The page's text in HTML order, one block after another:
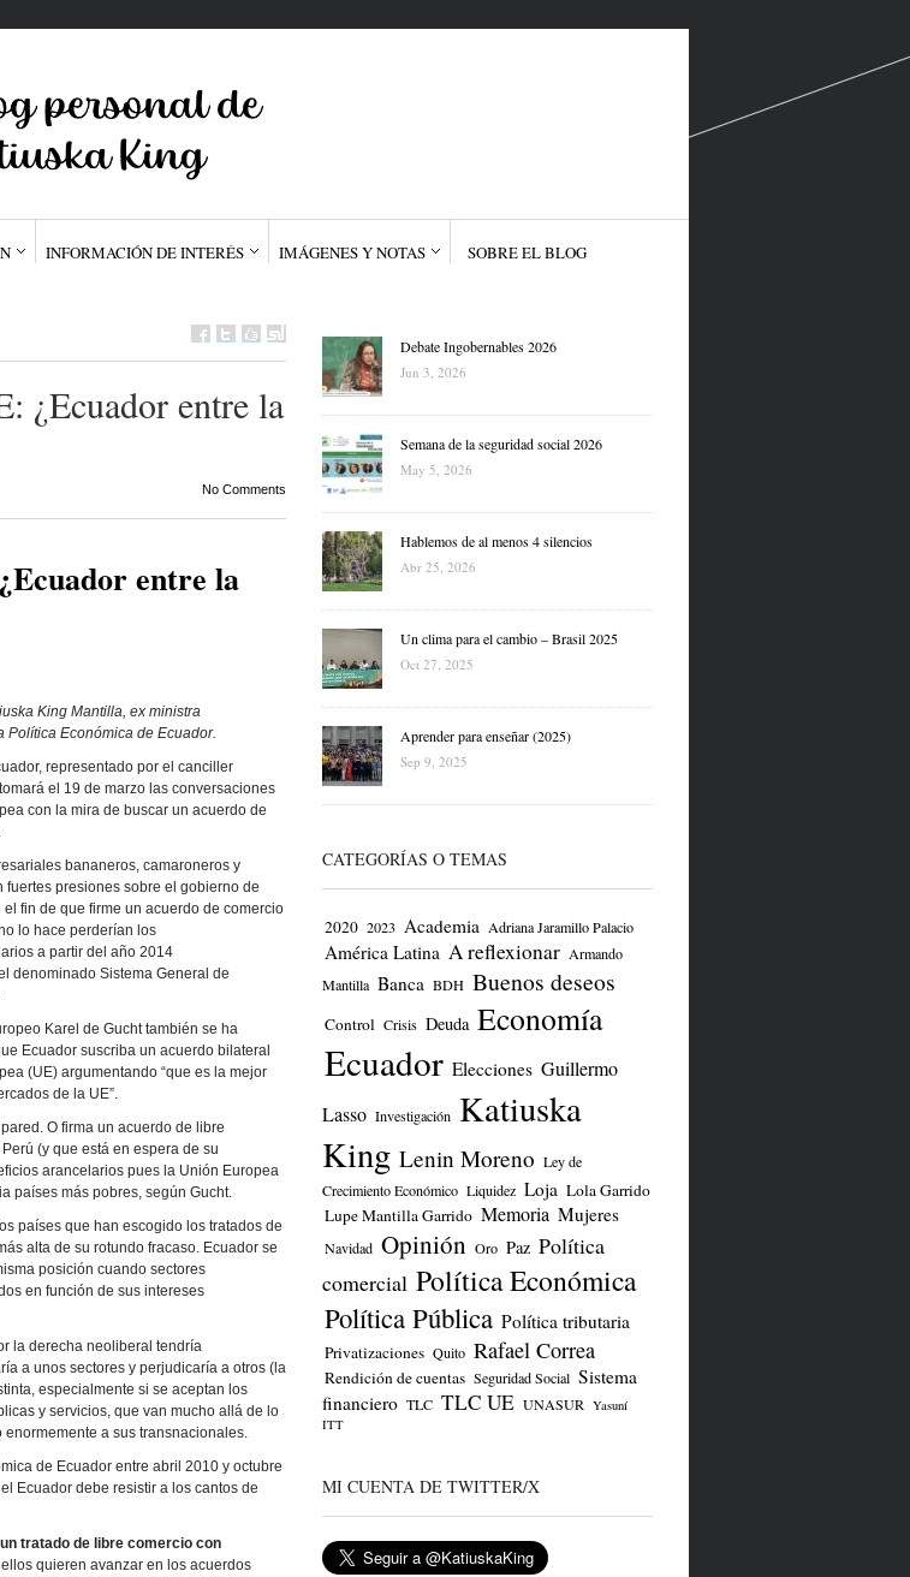
INFORMACIÓN DE INTERÉS IMÁGENES Y NOTAS SOBRE EL BLOG
¿Ecuador entre la
No Comments
entre la
King Mantilla, ex ministra
Política Económica de Ecuador.
representado por el canciller
el 19 de marzo las conversaciones
con la mira de buscar un acuerdo de
bananeros, camaroneros y
fuertes presiones sobre el gobierno de
el fin de que firme un acuerdo de comercio
lo hace perderían los
a partir del año 2014
denominado Sistema General de
Karel de Gucht también se ha
Ecuador suscriba un acuerdo bilateral
(UE) argumentando “que es la mejor
de la UE”.
O firma un acuerdo de libre
(y que está en espera de su
arancelarios pues la Unión Europea
países más pobres, según Gucht.
países que han escogido los tratados de
alta de su rotundo fracaso. Ecuador se
posición cuando sectores
en función de sus intereses
la derecha neoliberal tendría
a unos sectores y perjudicaría a otros (la
especialmente si se aceptan los
y servicios, que van mucho allá de lo
a sus transnacionales.
de Ecuador entre abril 2010 y octubre
Ecuador debe resistir a los cantos de
tratado de libre comercio con
quieren avanzar en los acuerdos
Debate Ingobernables 2026
Jun 3, 2026
Semana de la seguridad social 2026
May 5, 2026
Hablemos de al menos 4 silencios
Abr 25, 2026
Un clima para el cambio – Brasil 2025
Oct 27, 2025
Aprender para enseñar (2025)
Sep 9, 2025
CATEGORÍAS O TEMAS
2020 2023 Academia Adriana Jaramillo Palacio
América Latina A reflexionar Armando
Mantilla Banca BDH Buenos deseos
Control Crisis Deuda Economía
Ecuador Elecciones Guillermo
Lasso Investigación Katiuska
King Lenin Moreno Ley de
Crecimiento Económico Liquidez Loja Lola Garrido
Lupe Mantilla Garrido Memoria Mujeres
Navidad Opinión Oro Paz Política
comercial Política Económica
Política Pública Política tributaria
Privatizaciones Quito Rafael Correa
Rendición de cuentas Seguridad Social Sistema
financiero TLC TLC UE UNASUR Yasuní
ITT
MI CUENTA DE TWITTER/X